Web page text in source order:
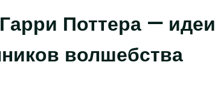
Поттера — идеи
волшебства